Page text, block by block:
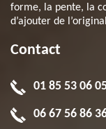
forme, la pente, la
d’ajouter de
Contact
01 85 53 06
06 67 56 86